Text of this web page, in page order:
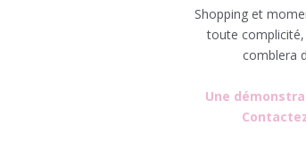
Shopping et
toute
comblera
Une